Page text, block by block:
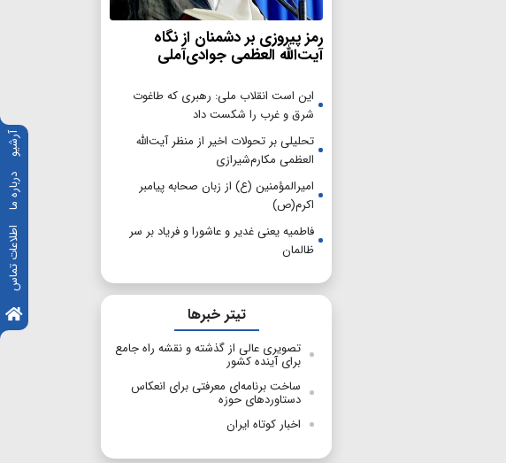
آرشیو
درباره ما
اطلاعات تماس
رمز پیروزی بر دشمنان از نگاه
آیت‌الله العظمی جوادی‌آملی
این است انقلاب ملی: رهبری که طاغوت
شرق و غرب را شکست داد
تحلیلی بر تحولات اخیر از منظر آیت‌الله
العظمی مکارم‌شیرازی
امیرالمؤمنین (ع) از زبان صحابه پیامبر
اکرم(ص)
فاطمیه یعنی غدیر و عاشورا و فریاد بر سر
ظالمان
تیتر خبرها
تصویری عالی از گذشته و نقشه راه جامع
برای آینده کشور
ساخت برنامه‌ای ‌معرفتی برای انعکاس
دستاوردهای حوزه
اخبار کوتاه ایران